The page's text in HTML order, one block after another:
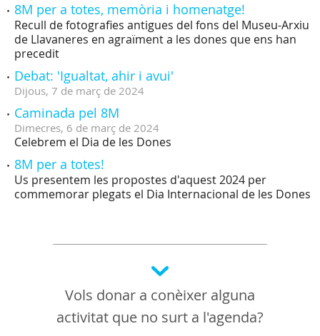
8M per a totes, memòria i homenatge!
Recull de fotografies antigues del fons del Museu-Arxiu
de Llavaneres en agraïment a les dones que ens han
precedit
Debat: 'Igualtat, ahir i avui'
Dijous, 7 de març de 2024
Caminada pel 8M
Dimecres, 6 de març de 2024
Celebrem el Dia de les Dones
8M per a totes!
Us presentem les propostes d'aquest 2024 per
commemorar plegats el Dia Internacional de les Dones
Vols donar a conèixer alguna
activitat que no surt a l'agenda?